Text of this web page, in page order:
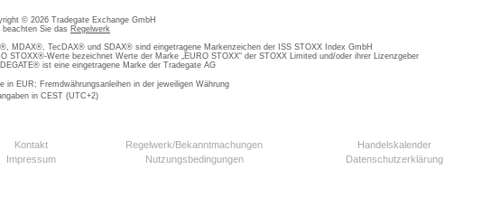
© 2026 Tradegate Exchange GmbH
beachten Sie das Regelwerk
MDAX®, TecDAX® und SDAX® sind eingetragene Markenzeichen der ISS STOXX Index GmbH
STOXX®-Werte bezeichnet Werte der Marke „EURO STOXX“ der STOXX Limited und/oder ihrer Lizenzgeber
ist eine eingetragene Marke der Tradegate AG
in EUR; Fremdwährungsanleihen in der jeweiligen Währung
in CEST (UTC+2)
Kontakt Regelwerk/Bekanntmachungen
Handelskalender
Impressum
Nutzungsbedingungen Datenschutzerklärung